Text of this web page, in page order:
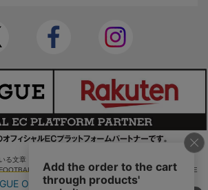
る文章・画像等の無断での複製・転載を禁止します。
LEAGUE Rakuten Group, Inc. ALL RIGHTS RE
SERVED.